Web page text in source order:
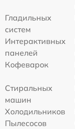
Гладильных
систем
Интерактивных
панелей
Кофеварок
Стиральных
машин
Холодильников
Пылесосов